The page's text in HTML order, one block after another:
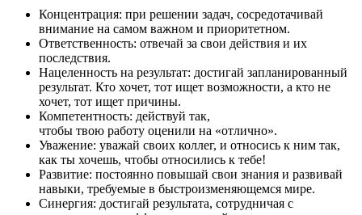
Концентрация: при решении задач, сосредотачивай
внимание на самом важном и приоритетном.
Ответственность: отвечай за свои действия и их
последствия.
Нацеленность на результат: достигай запланированный
результат. Кто хочет, тот ищет возможности, а кто не
хочет, тот ищет причины.
Компетентность: действуй так,
чтобы твою работу оценили на «отлично».
Уважение: уважай своих коллег, и относись к ним так,
как ты хочешь, чтобы относились к тебе!
Развитие: постоянно повышай свои знания и развивай
навыки, требуемые в быстроизменяющемся мире.
Синергия: достигай результата, сотрудничая с